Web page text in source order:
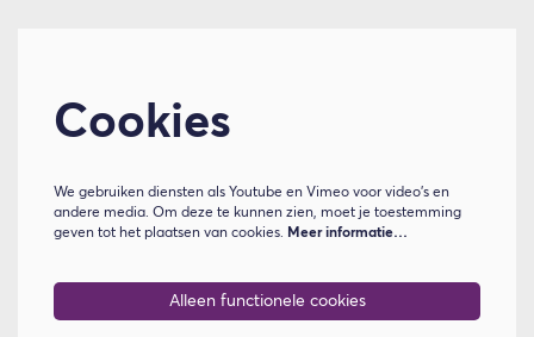
Cookies
We gebruiken diensten als Youtube en Vimeo voor video's en
andere media. Om deze te kunnen zien, moet je toestemming
geven tot het plaatsen van cookies. Meer informatie…
Alleen functionele cookies